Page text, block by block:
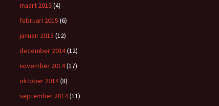
maart 2015 (4)
februari 2015 (6)
januari 2015 (12)
december 2014(12)
november 2014(17)
oktober 2014(8)
september 2014(11)